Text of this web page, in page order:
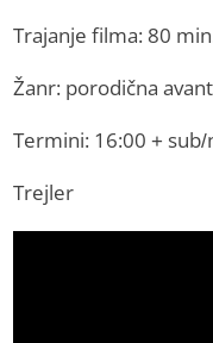
Trajanje filma: 80
Žanr: porodična
Termini: 16:00 +
Trejler